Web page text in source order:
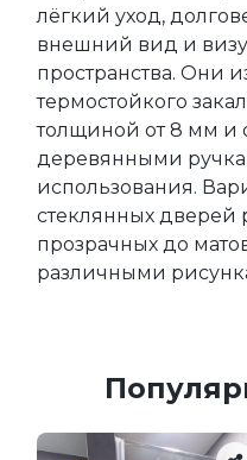
лёгкий уход,
внешний вид и
пространства. Они
термостойкого
толщиной от 8 мм и
деревянными
использования.
стеклянных дверей
прозрачных до
различными